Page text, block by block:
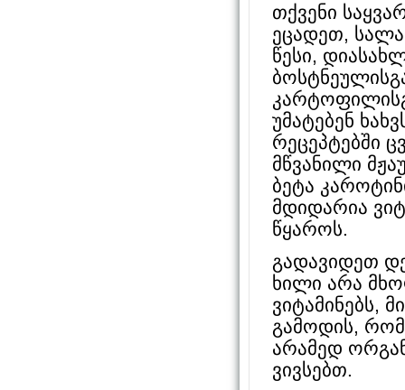
თქვენი
ეცადეთ,
წესი,
უმატებენ
რეცეპტებში
მწვანილი
ბეტა
მდიდარია
წყაროს.
გადავიდეთ
ხილი არა
ვიტამინებს,
გამოდის,
არამედ
ვივსებთ.